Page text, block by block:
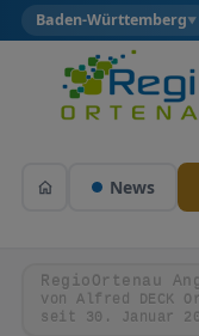
Baden-Württemberg▼
News
RegioOrtenau
von Alfred DECK
seit 30. Januar